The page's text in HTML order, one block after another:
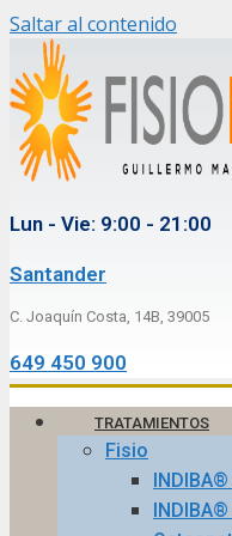
Saltar al contenido
Lun - Vie: 9:00 - 21:00
Santander
C. Joaquín Costa, 14B, 39005
649 450 900
TRATAMIENTOS
Fisio